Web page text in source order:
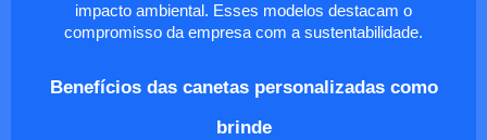
impacto ambiental. Esses modelos destacam o
compromisso da empresa com a sustentabilidade.
Benefícios das canetas personalizadas como
brinde